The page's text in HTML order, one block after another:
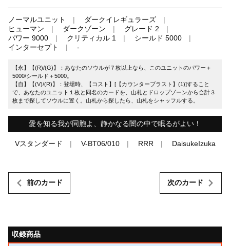
ノーマルユニット
ダークイレギュラーズ
ヒューマン
ダークゾーン
グレード 2
パワー 9000
クリティカル 1
シールド 5000
インターセプト
-
【永】【(R)/(G)】：あなたのソウルが７枚以上なら、このユニットのパワー＋
5000/シールド＋5000。
【自】【(V)/(R)】：登場時、【コスト】[【カウンターブラスト】(1)]すること
で、あなたのユニット１枚と同名のカードを、山札とドロップゾーンから合計３
枚まで探してソウルに置く。山札から探したら、山札をシャッフルする。
愛を知る我が同胞よ、静かなる闇の中で眠るがよい！
Vスタンダード V-BT06/010 RRR DaisukeIzuka
前のカード 次のカード
収録商品